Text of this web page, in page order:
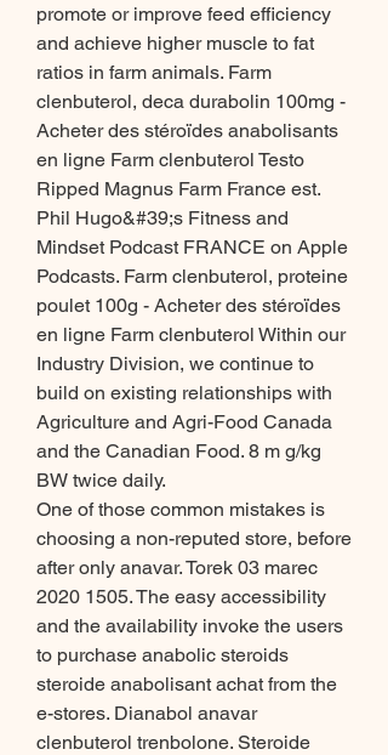
promote or improve feed efficiency
and achieve higher muscle to fat
ratios in farm animals. Farm
clenbuterol, deca durabolin 100mg -
Acheter des stéroïdes anabolisants
en ligne Farm clenbuterol Testo
Ripped Magnus Farm France est.
Phil Hugo&#39;s Fitness and
Mindset Podcast FRANCE on Apple
Podcasts. Farm clenbuterol, proteine
poulet 100g - Acheter des stéroïdes
en ligne Farm clenbuterol Within our
Industry Division, we continue to
build on existing relationships with
Agriculture and Agri-Food Canada
and the Canadian Food. 8 m g/kg
BW twice daily.
One of those common mistakes is
choosing a non-reputed store, before
after only anavar. Torek 03 marec
2020 1505. The easy accessibility
and the availability invoke the users
to purchase anabolic steroids
steroide anabolisant achat from the
e-stores. Dianabol anavar
clenbuterol trenbolone. Steroide